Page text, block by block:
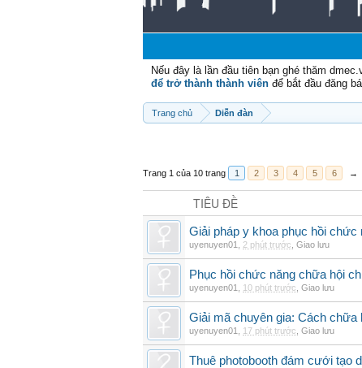
Nếu đây là lần đầu tiên bạn ghé thăm
để trở thành thành viên để bắt đầu đăng
Trang chủ Diễn đàn
Trang 1 của 10 trang 1 2 3 4 5 6 →
TIÊU ĐỀ
Giải pháp y khoa phục hồi chức
uyenuyen01 2 phút trước Giao lưu
Phục hồi chức năng chữa hội
uyenuyen01 10 phút trước Giao lưu
Giải mã chuyên gia: Cách chữa
uyenuyen01 17 phút trước Giao lưu
Thuê photobooth đám cưới tạo